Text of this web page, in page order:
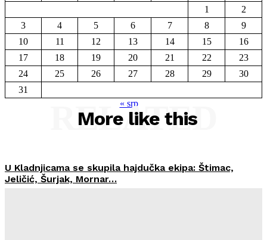
1
2
3
4 5 6 7 8
9
10
11 12 13 14 15
16
17
18 19 20 21 22
23
24
25 26 27 28 29
30
31
« srp
More like this
RELATED
U Kladnjicama se skupila hajdučka ekipa: Štimac,
Jeličić, Šurjak, Mornar…